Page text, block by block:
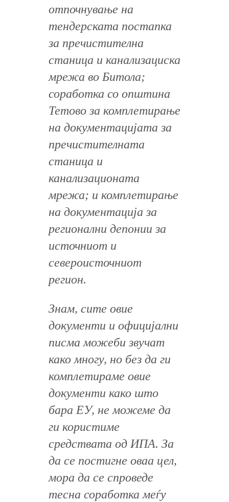
отпочнување на
тендерската постапка
за пречистителна
станица и канализациска
мрежа во Битола;
соработка со општина
Тетово за комплетирање
на документацијата за
пречистителната
станица и
канализационата
мрежа; и комплетирање
на документација за
регионални депонии за
источниот и
североисточниот
регион.
Знам, сите овие
документи и официјални
писма можеби звучат
како многу, но без да ги
комплетираме овие
документи како што
бара ЕУ, не можеме да
ги користиме
средствата од ИПА. За
да се постигне оваа цел,
мора да се спроведе
тесна соработка меѓу